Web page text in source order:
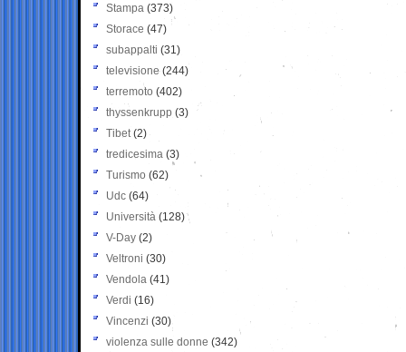
Stampa (373)
Storace (47)
subappalti (31)
televisione(244)
terremoto (402)
thyssenkrupp (3)
Tibet(2)
tredicesima (3)
Turismo (62)
Udc (64)
Università (128)
V-Day (2)
Veltroni (30)
Vendola (41)
Verdi (16)
Vincenzi (30)
violenza sulle donne (342)